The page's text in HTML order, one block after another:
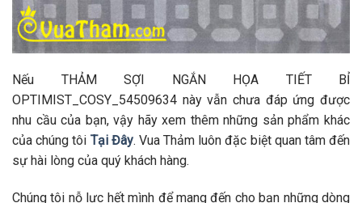
Nếu THẢM SỢI NGẮN HỌA TIẾT BỈ
OPTIMIST_COSY_54509634 này vẫn chưa đáp ứng được
nhu cầu của bạn, vậy hãy xem thêm những sản phẩm khác
của chúng tôi Tại Đây. Vua Thảm luôn đặc biệt quan tâm đến
sự hài lòng của quý khách hàng.
Chúng tôi nỗ lực hết mình để mang đến cho bạn những dòng